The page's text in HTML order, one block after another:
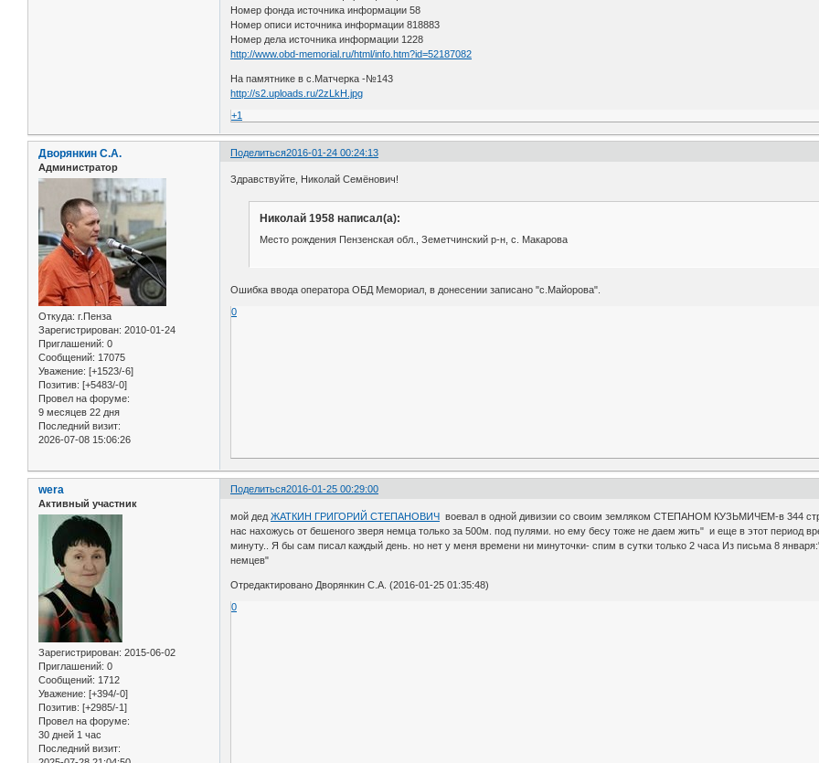
Номер фонда источника информации 58
Номер описи источника информации 818883
Номер дела источника информации 1228
http://www.obd-memorial.ru/html/info.htm?id=52187082
На памятнике в с.Матчерка -№143
http://s2.uploads.ru/2zLkH.jpg
+1
Поделиться2016-01-24 00:24:13
Дворянкин С.А.
Администратор
Откуда: г.Пенза
Зарегистрирован: 2010-01-24
Приглашений: 0
Сообщений: 17075
Уважение: [+1523/-6]
Позитив: [+5483/-0]
Провел на форуме:
9 месяцев 22 дня
Последний визит:
2026-07-08 15:06:26
Здравствуйте, Николай Семёнович!
Николай 1958 написал(а):
Место рождения Пензенская обл., Земетчинский р-н, с. Макарова
Ошибка ввода оператора ОБД Мемориал, в донесении записано "с.Майорова".
0
Поделиться2016-01-25 00:29:00
wera
Активный участник
Зарегистрирован: 2015-06-02
Приглашений: 0
Сообщений: 1712
Уважение: [+394/-0]
Позитив: [+2985/-1]
Провел на форуме:
30 дней 1 час
Последний визит:
мой дедЖАТКИН ГРИГОРИЙ СТЕПАНОВИЧ воевал в одной дивизии со своим земляком СТЕПАНОМ КУЗЬМИЧЕМ-в 344
нас нахожусь от бешеного зверя немца только за 500м. под пулями. но ему бесу тоже не даем жить" и еще в этот период
минуту.. Я бы сам писал каждый день. но нет у меня времени ни минуточки- спим в сутки только 2 часа Из письма 8
немцев"
Отредактировано Дворянкин С.А. (2016-01-25 01:35:48)
0